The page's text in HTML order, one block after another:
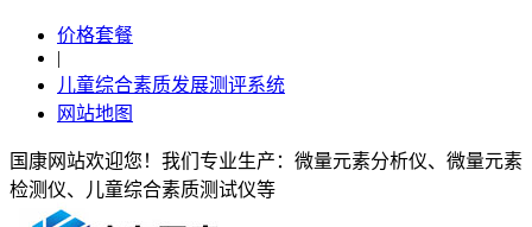
价格套餐
|
儿童综合素质发展测评系统
网站地图
国康网站欢迎您！我们专业生产：微量元素分析仪、微量元素
检测仪、儿童综合素质测试仪等